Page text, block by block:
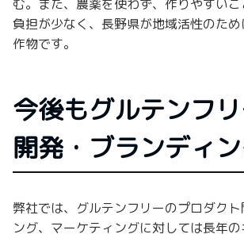
む。また、農薬を使わず、作りやすい
負担が少なく、長野県が地域活性のた
作物です。
今後もグルテンフ
開発・ブランディ
弊社では、グルテンフリーのプロダク
ング、マーケティングに対しては長年